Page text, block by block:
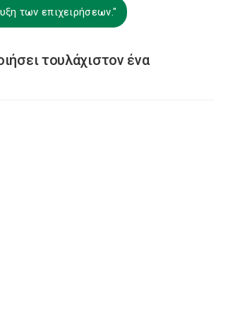
των επιχειρήσεων."
τουλάχιστον ένα